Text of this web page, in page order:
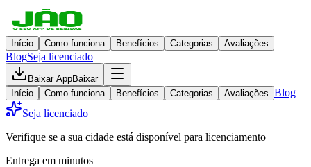
Início Como funciona Benefícios Categorias Avaliações
BlogSeja licenciado
Baixar AppBaixar
Início
Como funciona Benefícios Categorias Avaliações Blog
Seja licenciado
Verifique se a sua cidade está disponível para licenciamento
Entrega em minutos